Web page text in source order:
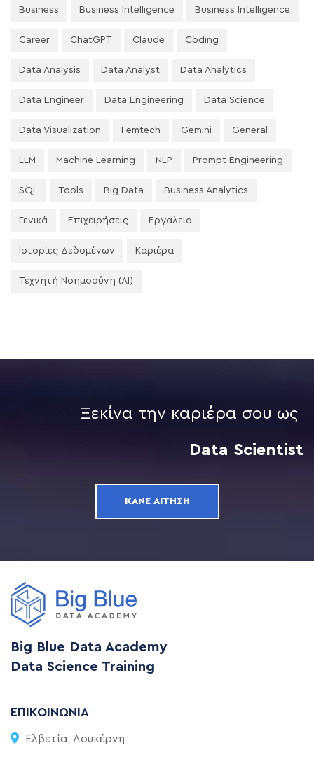
Business Business Intelligence Business Intelligence
Career ChatGPT Claude Coding
Data Analysis Data Analyst Data Analytics
Data Engineer Data Engineering Data Science
Data Visualization Femtech Gemini General
LLM Machine Learning NLP Prompt Engineering
SQL Tools Big Data Business Analytics
Γενικά Επιχειρήσεις Εργαλεία
Ιστορίες Δεδομένων Καριέρα
Τεχνητή Νοημοσύνη (AI)
Ξεκίνα την καριέρα σου ως
Data Scientist
ΚΆΝΕ ΑΊΤΗΣΗ
Big Blue Data Academy
Data Science Training
ΕΠΙΚΟΙΝΩΝΊΑ
Ελβετία, Λουκέρνη